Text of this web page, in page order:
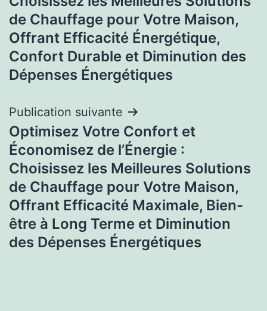
de Chauffage pour Votre Maison,
Offrant Efficacité Énergétique,
Confort Durable et Diminution des
Dépenses Énergétiques
Publication suivante
Optimisez Votre Confort et
Économisez de l’Énergie :
Choisissez les Meilleures Solutions
de Chauffage pour Votre Maison,
Offrant Efficacité Maximale, Bien-
être à Long Terme et Diminution
des Dépenses Énergétiques